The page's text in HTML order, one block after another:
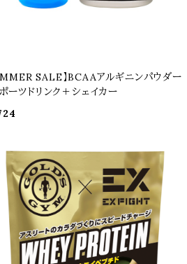
SALE】BCAAアルギニンパウダー
ーツドリンク＋シェイカー